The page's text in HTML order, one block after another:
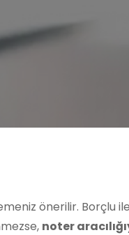
önerilir. Borçlu
noter